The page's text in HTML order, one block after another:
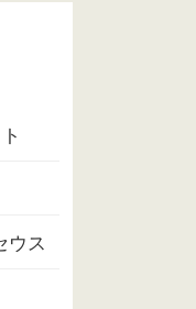
ウス